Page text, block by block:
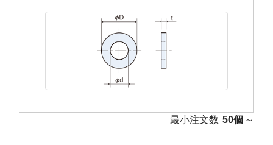
最小注文数 50個 ～